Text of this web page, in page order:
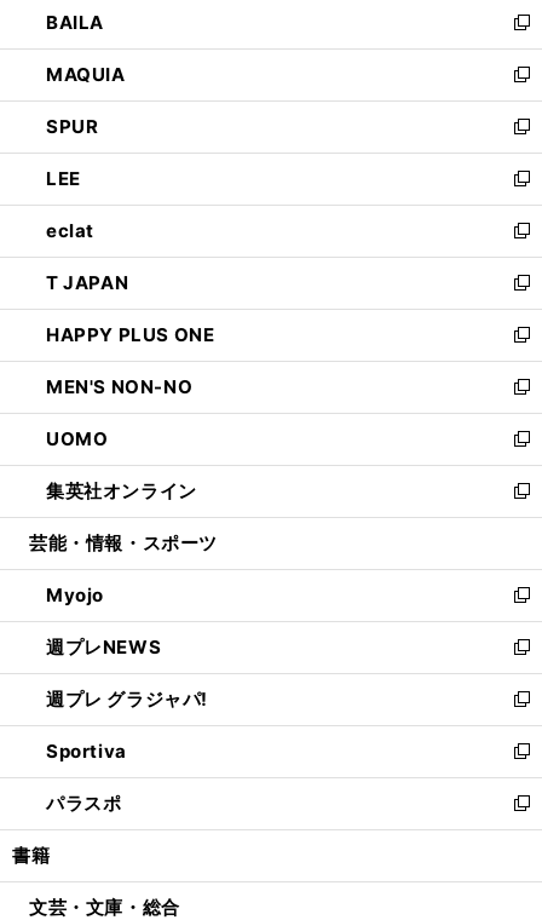
く
ィ
ン
ド
ウ
で
開
く
い
ウ
ィ
ン
ド
ウ
で
開
く
BAILA
新
し
い
ウ
ィ
ン
ド
ウ
で
開
く
MAQUIA
新
し
い
ウ
ィ
ン
ド
ウ
で
開
く
SPUR
新
し
い
ウ
ィ
ン
ド
ウ
で
開
く
LEE
新
し
い
ウ
ィ
ン
ド
ウ
で
開
く
eclat
新
し
い
ウ
ィ
ン
ド
ウ
で
開
く
T JAPAN
新
し
い
ウ
ィ
ン
ド
ウ
で
開
HAPPY PLUS ONE
新
し
い
ウ
ィ
ン
ド
ウ
開
く
MEN'S NON-NO
新
し
い
ウ
ィ
ン
ウ
で
開
く
UOMO
新
し
い
ウ
ン
ド
ウ
で
開
く
集英社オンライン
新
し
ウ
ィ
ン
ド
ウ
で
開
く
芸能・情報・スポーツ
Myojo
新
し
い
ウ
ィ
ン
ド
ウ
で
開
週プレNEWS
新
し
い
ウ
ィ
ン
ド
ウ
開
週プレ グラジャパ!
新
し
い
ウ
ィ
ン
ウ
Sportiva
新
し
い
ウ
ン
パラスポ
新
し
ウ
書籍
文芸・文庫・総合